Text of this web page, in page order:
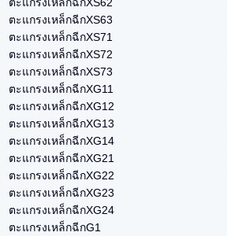
ตะแกรงเหล็กฉีกXS63
ตะแกรงเหล็กฉีกXS71
ตะแกรงเหล็กฉีกXS72
ตะแกรงเหล็กฉีกXS73
ตะแกรงเหล็กฉีกXG11
ตะแกรงเหล็กฉีกXG12
ตะแกรงเหล็กฉีกXG13
ตะแกรงเหล็กฉีกXG14
ตะแกรงเหล็กฉีกXG21
ตะแกรงเหล็กฉีกXG22
ตะแกรงเหล็กฉีกXG23
ตะแกรงเหล็กฉีกXG24
ตะแกรงเหล็กฉีกG1